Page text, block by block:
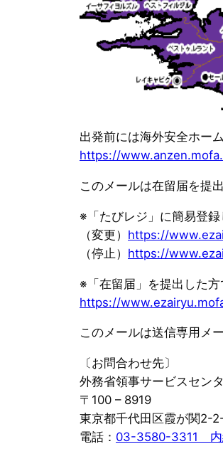
出発前には海外安全ホー
https://
このメールは在留届を提
※「たびレジ」に簡易登
（変更） https://
（停止） https://
※「在留届」を提出した
https://
このメールは送信専用メ
〔お問合わせ先〕
外務省領事サービスセン
〒100 – 8919
東京都千代田区霞が関2-
電話： 03-3580-3311 内